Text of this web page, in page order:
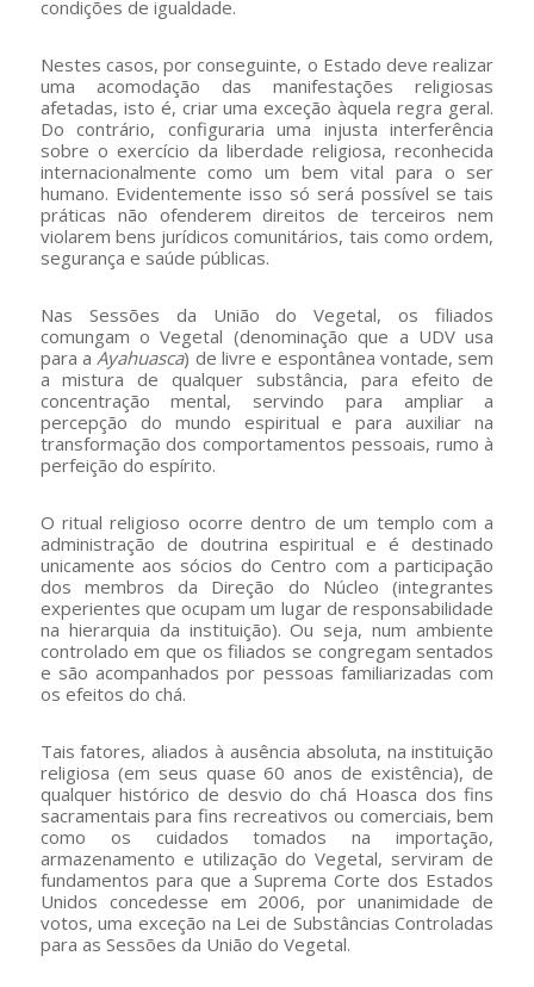
condições de igualdade.
Nestes casos, por conseguinte, o Estado deve realizar
uma acomodação das manifestações religiosas
afetadas, isto é, criar uma exceção àquela regra geral.
Do contrário, configuraria uma injusta interferência
sobre o exercício da liberdade religiosa, reconhecida
internacionalmente como um bem vital para o ser
humano. Evidentemente isso só será possível se tais
práticas não ofenderem direitos de terceiros nem
violarem bens jurídicos comunitários, tais como ordem,
segurança e saúde públicas.
Nas Sessões da União do Vegetal, os filiados
comungam o Vegetal (denominação que a UDV usa
para a Ayahuasca) de livre e espontânea vontade, sem
a mistura de qualquer substância, para efeito de
concentração mental, servindo para ampliar a
percepção do mundo espiritual e para auxiliar na
transformação dos comportamentos pessoais, rumo à
perfeição do espírito.
O ritual religioso ocorre dentro de um templo com a
administração de doutrina espiritual e é destinado
unicamente aos sócios do Centro com a participação
dos membros da Direção do Núcleo (integrantes
experientes que ocupam um lugar de responsabilidade
na hierarquia da instituição). Ou seja, num ambiente
controlado em que os filiados se congregam sentados
e são acompanhados por pessoas familiarizadas com
os efeitos do chá.
Tais fatores, aliados à ausência absoluta, na instituição
religiosa (em seus quase 60 anos de existência), de
qualquer histórico de desvio do chá Hoasca dos fins
sacramentais para fins recreativos ou comerciais, bem
como os cuidados tomados na importação,
armazenamento e utilização do Vegetal, serviram de
fundamentos para que a Suprema Corte dos Estados
Unidos concedesse em 2006, por unanimidade de
votos, uma exceção na Lei de Substâncias Controladas
para as Sessões da União do Vegetal.